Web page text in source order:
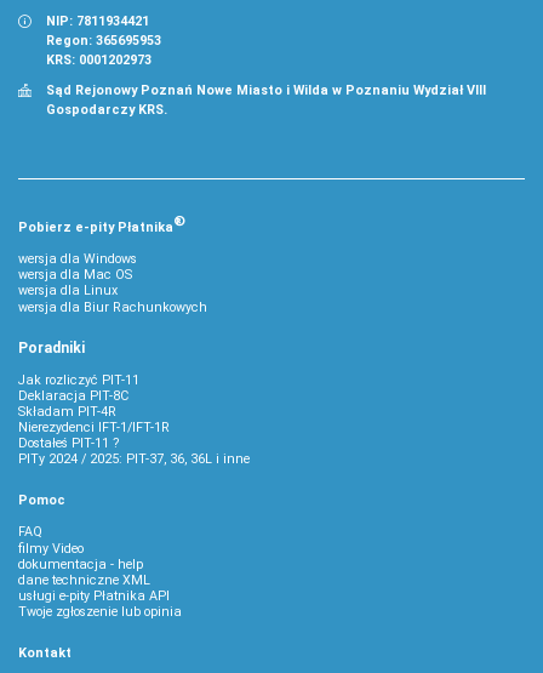
NIP: 7811934421
Regon: 365695953
KRS: 0001202973
Sąd Rejonowy Poznań Nowe Miasto i Wilda w Poznaniu Wydział VIII
Gospodarczy KRS.
Pobierz e‑pity Płatnika®
wersja dla Windows
wersja dla Mac OS
wersja dla Linux
wersja dla Biur Rachunkowych
Poradniki
Jak rozliczyć PIT-11
Deklaracja PIT-8C
Składam PIT-4R
Nierezydenci IFT-1/IFT-1R
Dostałeś PIT-11 ?
PITy 2024 / 2025: PIT-37, 36, 36L i inne
Pomoc
FAQ
filmy Video
dokumentacja - help
dane techniczne XML
usługi e-pity Płatnika API
Twoje zgłoszenie lub opinia
Kontakt